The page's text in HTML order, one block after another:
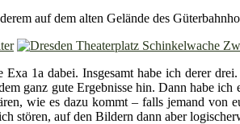
auf dem alten Gelände des
Exa 1a dabei. Insgesamt habe ich derer
ganz gute Ergebnisse hin. Dann habe
wie es dazu kommt – falls jemand
stören, auf den Bildern dann aber